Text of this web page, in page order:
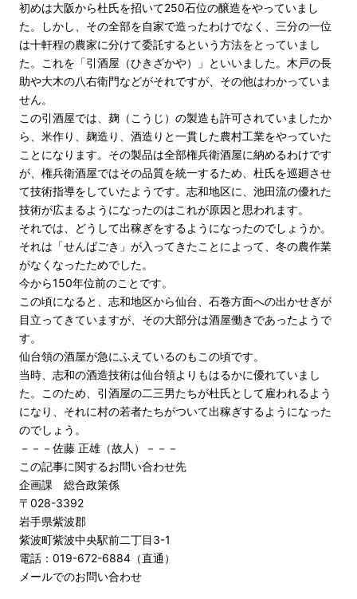
初めは大阪から杜氏を招いて250石位の醸造をやっていまし
た。しかし、その全部を自家で造ったわけでなく、三分の一位
は十軒程の農家に分けて委託するという方法をとっていまし
た。これを「引酒屋（ひきざかや）」といいました。木戸の長
助や大木の八右衛門などがそれですが、その他はわかっていま
せん。
この引酒屋では、麹（こうじ）の製造も許可されていましたか
ら、米作り、麹造り、酒造りと一貫した農村工業をやっていた
ことになります。その製品は全部権兵衛酒屋に納めるわけです
が、権兵衛酒屋ではその品質を統一するため、杜氏を巡廻させ
て技術指導をしていたようです。志和地区に、池田流の優れた
技術が広まるようになったのはこれが原因と思われます。
それでは、どうして出稼ぎをするようになったのでしょうか。
それは「せんばごき」が入ってきたことによって、冬の農作業
がなくなったためでした。
今から150年位前のことです。
この頃になると、志和地区から仙台、石巻方面への出かせぎが
目立ってきていますが、その大部分は酒屋働きであったようで
す。
仙台領の酒屋が急にふえているのもこの頃です。
当時、志和の酒造技術は仙台領よりもはるかに優れていまし
た。このため、引酒屋の二三男たちが杜氏として雇われるよう
になり、それに村の若者たちがついて出稼ぎするようになった
のでしょう。
－－－佐藤 正雄（故人）－－－
この記事に関するお問い合わせ先
企画課 総合政策係
〒028-3392
岩手県紫波郡
紫波町紫波中央駅前二丁目3-1
電話：019-672-6884（直通）
メールでのお問い合わせ